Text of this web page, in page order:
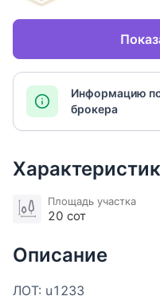
Информацию
брокера
Площадь участка
20 сот
Описание
ЛОТ: u1233